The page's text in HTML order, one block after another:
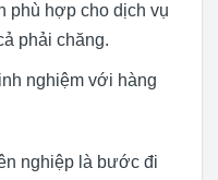
phù hợp cho dịch vụ
phải chăng.
nghiệm với hàng
nghiệp là bước đi